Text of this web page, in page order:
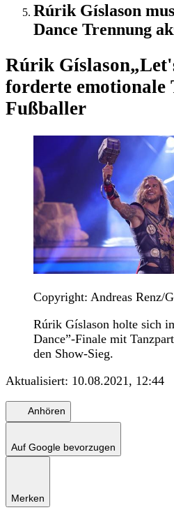
Rúrik Gíslason
Dance Trennung
Rúrik Gíslason
forderte emotionale
Fußballer
Copyright: Andreas Renz/
Rúrik Gíslason holte sich
Dance”-Finale mit
den Show-Sieg.
Aktualisiert: 10.08.2021, 12:44
Anhören
Auf Google bevorzugen
Merken